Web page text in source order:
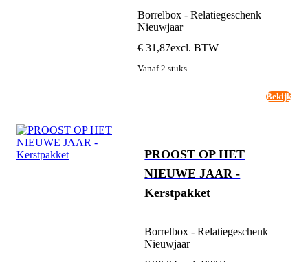
Borrelbox - Relatiegeschenk
Nieuwjaar
€ 31,87excl. BTW
Vanaf 2 stuks
Bekijk
PROOST OP HET
NIEUWE JAAR -
Kerstpakket
Borrelbox - Relatiegeschenk
Nieuwjaar